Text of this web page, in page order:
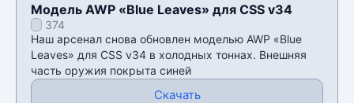
Модель AWP «Blue Leaves» для CSS v34
374
Наш арсенал снова обновлен моделью AWP «Blue
Leaves» для CSS v34 в холодных тоннах. Внешняя
часть оружия покрыта синей
Скачать